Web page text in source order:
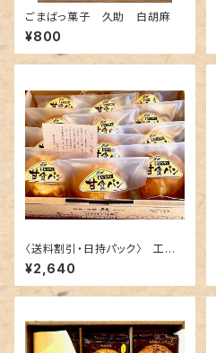
ごまばっ菓子 久助 白胡麻
¥800
〈送料割引・日持パック〉 工場
直送便 １２個入 贈答用オリジ
ナルBOX
¥2,640